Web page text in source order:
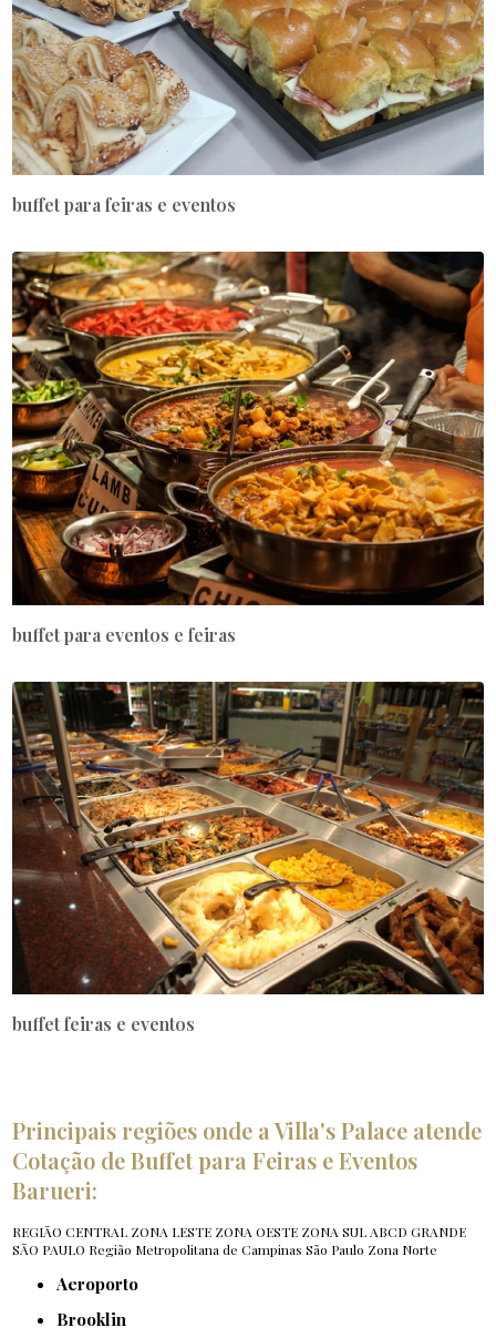
buffet para feiras e eventos
buffet para eventos e feiras
buffet feiras e eventos
Principais regiões onde a Villa's Palace atende
Cotação de Buffet para Feiras e Eventos
Barueri:
REGIÃO CENTRAL ZONA LESTE ZONA OESTE ZONA SUL ABCD GRANDE
SÃO PAULO Região Metropolitana de Campinas São Paulo Zona Norte
Aeroporto
Brooklin